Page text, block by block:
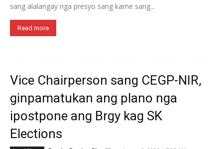
sang alalangay nga presyo sang karne sang...
Read more
Vice Chairperson sang CEGP-NIR,
ginpamatukan ang plano nga
ipostpone ang Brgy kag SK
Elections